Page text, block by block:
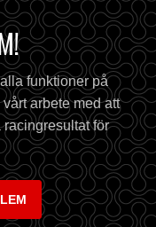
funktioner på
arbete med att
för